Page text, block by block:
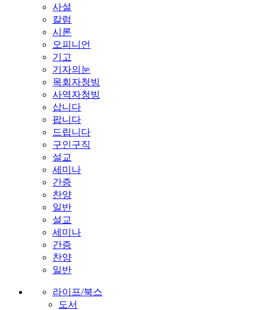
사설
칼럼
시론
오피니언
기고
기자의눈
목회자청빙
사역자청빙
삽니다
팝니다
드립니다
구인구직
설교
세미나
간증
찬양
일반
설교
세미나
간증
찬양
일반
라이프/북스
도서